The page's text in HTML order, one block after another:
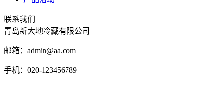
联系我们
青岛新大地冷藏有限公司
邮箱：admin@aa.com
手机：020-123456789